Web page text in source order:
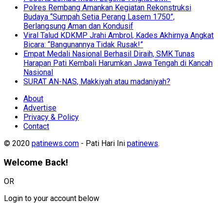
Polres Rembang Amankan Kegiatan Rekonstruksi
Budaya “Sumpah Setia Perang Lasem 1750”,
Berlangsung Aman dan Kondusif
Viral Talud KDKMP Jrahi Ambrol, Kades Akhirnya Angkat
Bicara: “Bangunannya Tidak Rusak!”
Empat Medali Nasional Berhasil Diraih, SMK Tunas
Harapan Pati Kembali Harumkan Jawa Tengah di Kancah
Nasional
SURAT AN-NAS, Makkiyah atau madaniyah?
About
Advertise
Privacy & Policy
Contact
© 2020 patinews.com - Pati Hari Ini patinews.
Welcome Back!
OR
Login to your account below